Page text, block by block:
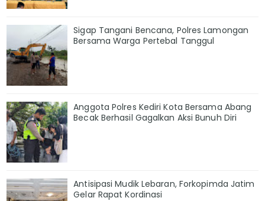
Sigap Tangani Bencana, Polres Lamongan
Bersama Warga Pertebal Tanggul
Anggota Polres Kediri Kota Bersama Abang
Becak Berhasil Gagalkan Aksi Bunuh Diri
Antisipasi Mudik Lebaran, Forkopimda Jatim
Gelar Rapat Kordinasi